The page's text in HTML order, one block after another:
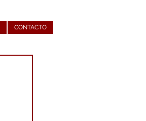
CONTACTO